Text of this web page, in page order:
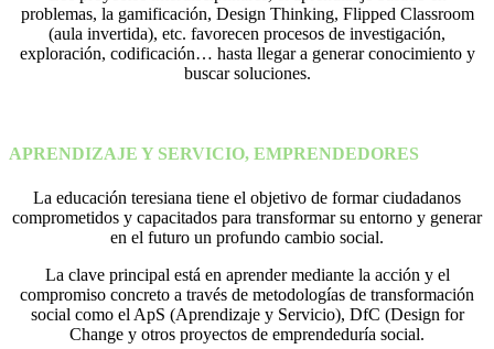
problemas, la gamificación, Design Thinking, Flipped Classroom
(aula invertida), etc. favorecen procesos de investigación,
exploración, codificación… hasta llegar a generar conocimiento y
buscar soluciones.
APRENDIZAJE Y SERVICIO, EMPRENDEDORES
La educación teresiana tiene el objetivo de formar ciudadanos
comprometidos y capacitados para transformar su entorno y generar
en el futuro un profundo cambio social.
La clave principal está en aprender mediante la acción y el
compromiso concreto a través de metodologías de transformación
social como el ApS (Aprendizaje y Servicio), DfC (Design for
Change y otros proyectos de emprendeduría social.